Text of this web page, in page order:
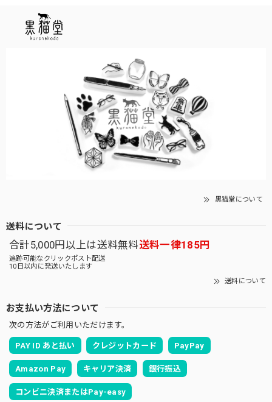
黒猫堂について
送料について
合計5,000円以上は送料無料送料一律185円
追跡可能なクリックポスト配送
10日以内に発送いたします
送料について
お支払い方法について
次の方法がご利用いただけます。
PAY ID あと払い クレジットカード PayPay
Amazon Pay キャリア決済 銀行振込
コンビニ決済またはPay-easy